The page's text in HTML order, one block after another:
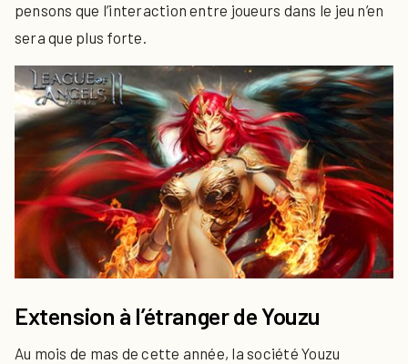
pensons que l’interaction entre joueurs dans le jeu n’en
sera que plus forte.
Extension à l’étranger de Youzu
Au mois de mas de cette année, la société Youzu